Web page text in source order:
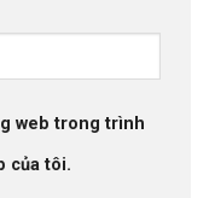
web trong trình
của tôi.